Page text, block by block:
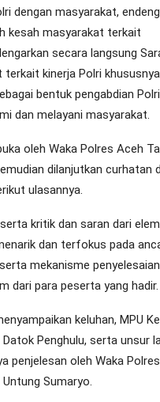
dengan masyarakat,
kesah masyarakat terkait
secara langsung
kinerja Polri
bentuk pengabdian
dan melayani masyarakat.
oleh Waka Polres Aceh
dilanjutkan curhatan
ulasannya.
kritik dan saran dari
dan terfokus pada
mekanisme
dari para peserta yang hadir.
keluhan, MPU
Datok Penghulu, serta unsur
penjelesan oleh Waka
Untung Sumaryo.